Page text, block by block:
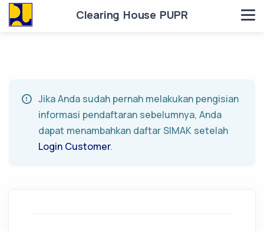
Clearing House PUPR
Jika Anda sudah pernah melakukan pengisian
informasi pendaftaran sebelumnya, Anda
dapat menambahkan daftar SIMAK setelah
Login Customer.